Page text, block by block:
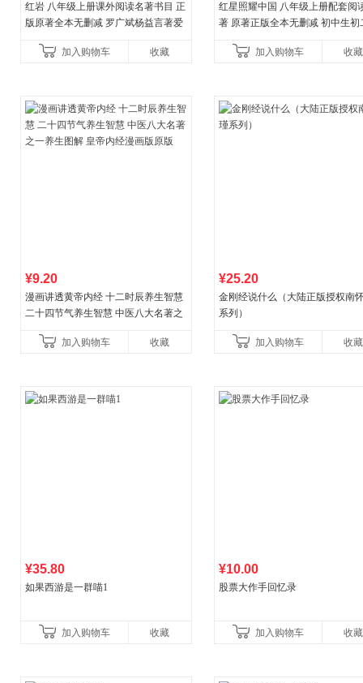
红岩 八年级上册课外阅读名著书目 正
版原著全本无删减 罗广斌杨益言著爱
国青年出版社加入购物车 收藏
红星照耀中国 八年级上册配套阅
著 原著正版全本无删减 初中生初
加入购物车
收藏
¥9.20
漫画讲透黄帝内经 十二时辰养生智慧
二十四节气养生智慧 中医八大名著之
加入购物车
收藏
¥25.20
金刚经说什么（大陆正版授权南
系列）
加入购物车 收藏
¥35.80
如果西游是一群喵1
加入购物车 收藏
¥10.00
股票大作手回忆录
加入购物车 收藏